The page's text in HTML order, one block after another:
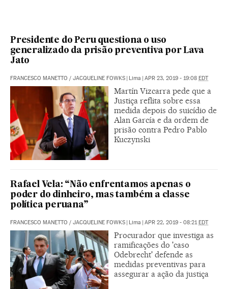
Presidente do Peru questiona o uso
generalizado da prisão preventiva por Lava
Jato
FRANCESCO MANETTO / JACQUELINE FOWKS | Lima | APR 23, 2019 - 19:08 EDT
Martín Vizcarra pede que a
Justiça reflita sobre essa
medida depois do suicídio de
Alan García e da ordem de
prisão contra Pedro Pablo
Kuczynski
Rafael Vela: “Não enfrentamos apenas o
poder do dinheiro, mas também a classe
política peruana”
FRANCESCO MANETTO / JACQUELINE FOWKS | Lima | APR 22, 2019 - 08:21EDT
Procurador que investiga as
ramificações do 'caso
Odebrecht' defende as
medidas preventivas para
assegurar a ação da justiça